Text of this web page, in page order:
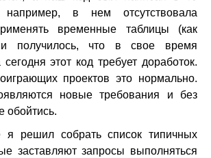
например, в нем отсутствовала
временные таблицы (как
получилось, что в свое время
этот код требует доработок.
проектов это нормально.
новые требования и без
обойтись.
я решил собрать список типичных
заставляют запросы выполняться